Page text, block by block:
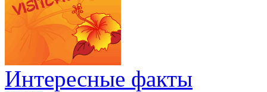
Интересные факты